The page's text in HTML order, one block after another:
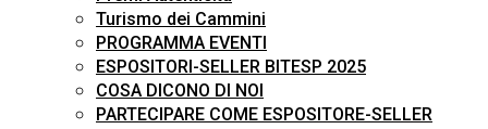
Turismo dei Cammini
PROGRAMMA EVENTI
ESPOSITORI-SELLER BITESP 2025
COSA DICONO DI NOI
PARTECIPARE COME ESPOSITORE-SELLER